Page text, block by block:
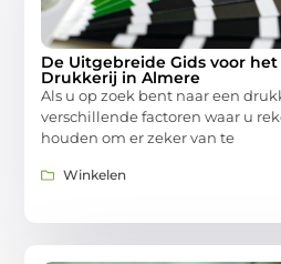
De Uitgebreide Gids voor
Drukkerij in Almere
Als u op zoek bent naar een
verschillende factoren waar u
houden om er zeker van te
Winkelen